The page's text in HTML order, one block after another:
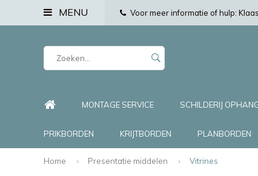
MENU Voor meer informatie of hulp:
MONTAGE SERVICE SCHILDERIJ
PRIKBORDEN KRIJTBORDEN PLANBORDEN
Home Presentatie middelen Vitrines